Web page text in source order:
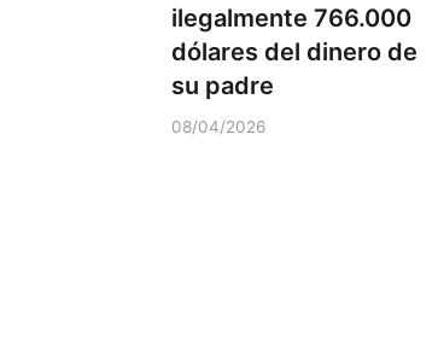
ilegalmente 766.000
dólares del dinero de
su padre
08/04/2026